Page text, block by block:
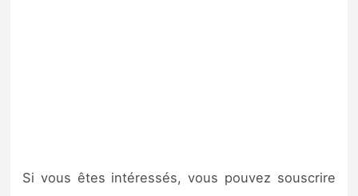
Si vous êtes intéressés, vous pouvez souscrire